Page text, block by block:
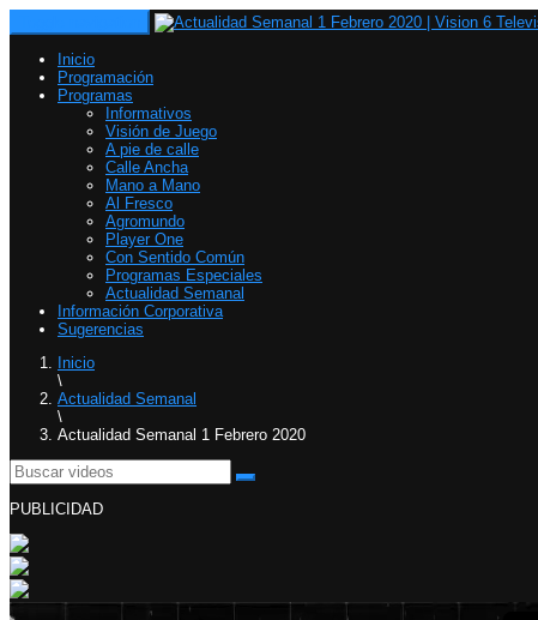
Inicio
Programación
Programas
Informativos
Visión de Juego
A pie de calle
Calle Ancha
Mano a Mano
Al Fresco
Agromundo
Player One
Con Sentido Común
Programas Especiales
Actualidad Semanal
Información Corporativa
Sugerencias
Inicio
\
Actualidad Semanal
\
Actualidad Semanal 1 Febrero 2020
PUBLICIDAD